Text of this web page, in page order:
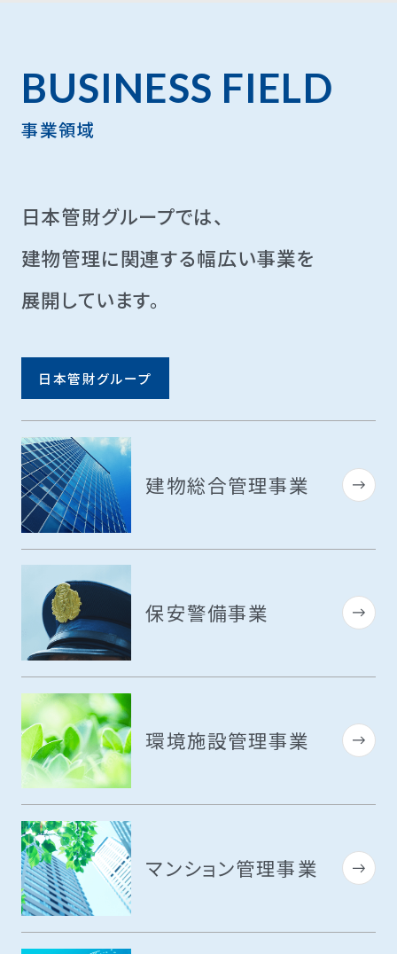
BUSINESS FIELD
事業領域
日本管財グループでは、
建物管理に関連する幅広い事業を
展開しています。
日本管財グループ
建物総合管理事業
保安警備事業
環境施設管理事業
マンション管理事業